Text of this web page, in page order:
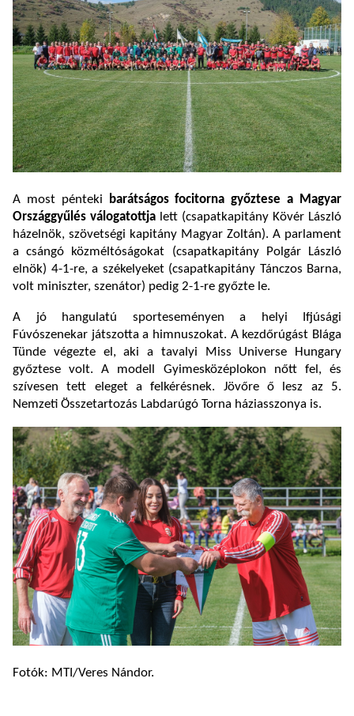
A most pénteki
barátságos focitorna győztese a Magyar
Országgyűlés válogatottja lett (csapatkapitány Kövér László
házelnök, szövetségi kapitány Magyar Zoltán). A parlament
a csángó közméltóságokat (csapatkapitány Polgár László
elnök) 4-1-re, a székelyeket (csapatkapitány Tánczos Barna,
volt miniszter, szenátor) pedig 2-1-re győzte le.
A jó hangulatú sporteseményen a helyi Ifjúsági
Fúvószenekar játszotta a himnuszokat. A kezdőrúgást Blága
Tünde végezte el, aki a tavalyi Miss Universe Hungary
győztese volt. A modell Gyimesközéplokon nőtt fel, és
szívesen tett eleget a felkérésnek. Jövőre ő lesz az 5.
Nemzeti Összetartozás Labdarúgó Torna háziasszonya is.
Fotók: MTI/Veres Nándor.